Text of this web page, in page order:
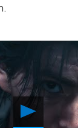
Video